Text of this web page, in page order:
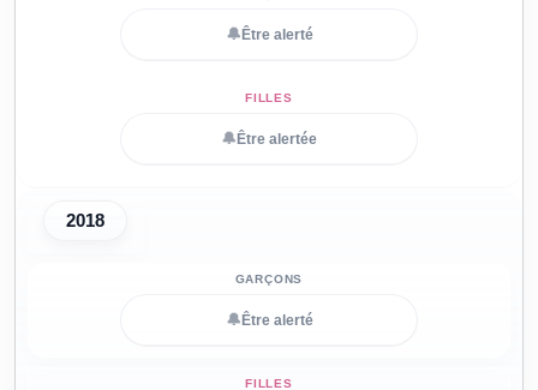
🔔 Être alerté
🔔 Être alertée
2018
🔔 Être alerté